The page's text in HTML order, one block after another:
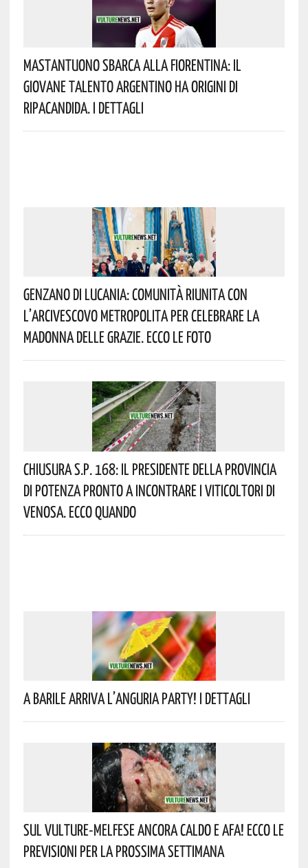
Mastantuono Sbarca Alla Fiorentina: Il
Giovane Talento Argentino Ha Origini Di
Ripacandida. I Dettagli
Genzano Di Lucania: Comunità Riunita Con
L’Arcivescovo Metropolita Per Celebrare La
Madonna Delle Grazie. Ecco Le Foto
Chiusura S.P. 168: Il Presidente Della Provincia
Di Potenza Pronto A Incontrare I Viticoltori Di
Venosa. Ecco Quando
A Barile Arriva L’anguria Party! I Dettagli
Sul Vulture-Melfese Ancora Caldo E Afa! Ecco Le
Previsioni Per La Prossima Settimana